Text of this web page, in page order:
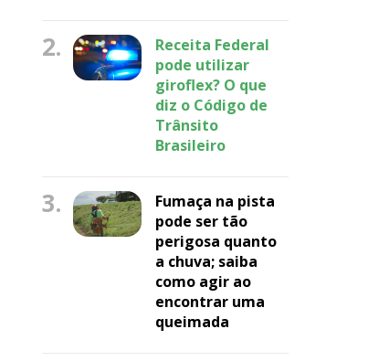
2.
Receita Federal
pode utilizar
giroflex? O que
diz o Código de
Trânsito
Brasileiro
3.
Fumaça na pista
pode ser tão
perigosa quanto
a chuva; saiba
como agir ao
encontrar uma
queimada